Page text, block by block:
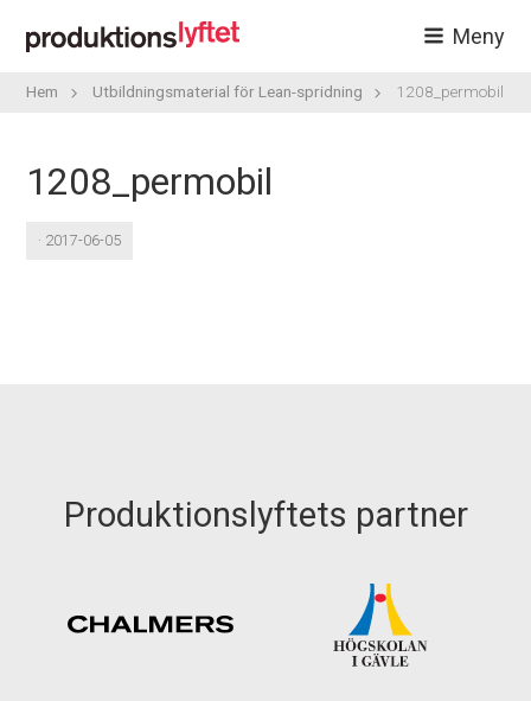
Meny
Hem Utbildningsmaterial för Lean-spridning 1208_permobil
1208_permobil
· 2017-06-05
Produktionslyftets partner